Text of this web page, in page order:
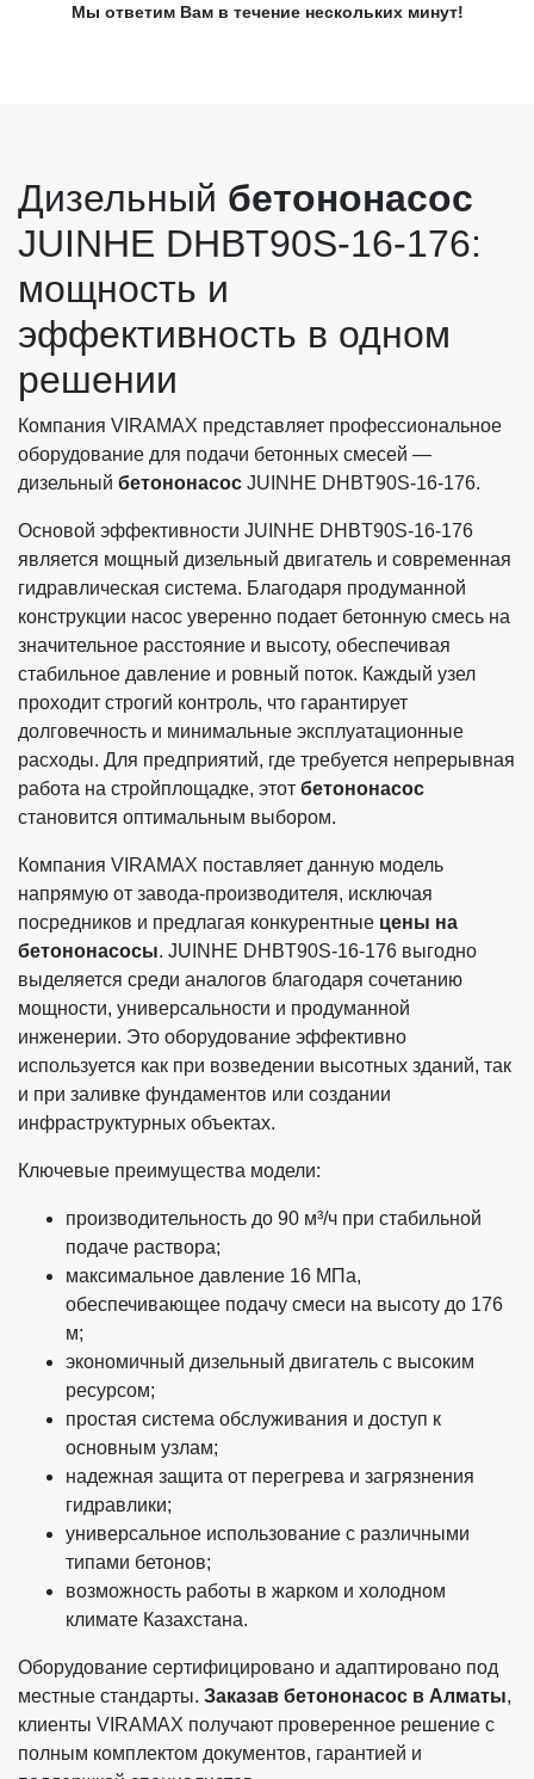
Мы ответим Вам в течение нескольких минут!
Дизельный бетононасос
JUINHE DHBT90S-16-176:
мощность и
эффективность в одном
решении
Компания VIRAMAX представляет профессиональное
оборудование для подачи бетонных смесей —
дизельный бетононасос JUINHE DHBT90S-16-176.
Основой эффективности JUINHE DHBT90S-16-176
является мощный дизельный двигатель и современная
гидравлическая система. Благодаря продуманной
конструкции насос уверенно подает бетонную смесь на
значительное расстояние и высоту, обеспечивая
стабильное давление и ровный поток. Каждый узел
проходит строгий контроль, что гарантирует
долговечность и минимальные эксплуатационные
расходы. Для предприятий, где требуется непрерывная
работа на стройплощадке, этот бетононасос
становится оптимальным выбором.
Компания VIRAMAX поставляет данную модель
напрямую от завода-производителя, исключая
посредников и предлагая конкурентные цены на
бетононасосы. JUINHE DHBT90S-16-176 выгодно
выделяется среди аналогов благодаря сочетанию
мощности, универсальности и продуманной
инженерии. Это оборудование эффективно
используется как при возведении высотных зданий, так
и при заливке фундаментов или создании
инфраструктурных объектах.
Ключевые преимущества модели:
производительность до 90 м³/ч при стабильной
подаче раствора;
максимальное давление 16 МПа,
обеспечивающее подачу смеси на высоту до 176
м;
экономичный дизельный двигатель с высоким
ресурсом;
простая система обслуживания и доступ к
основным узлам;
надежная защита от перегрева и загрязнения
гидравлики;
универсальное использование с различными
типами бетонов;
возможность работы в жарком и холодном
климате Казахстана.
Оборудование сертифицировано и адаптировано под
местные стандарты. Заказав бетононасос в Алматы,
клиенты VIRAMAX получают проверенное решение с
полным комплектом документов, гарантией и